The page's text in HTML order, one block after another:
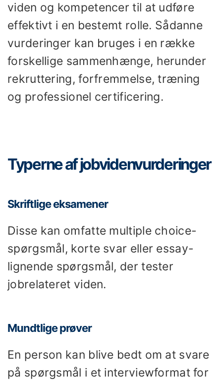
viden og kompetencer til at udføre
effektivt i en bestemt rolle. Sådanne
vurderinger kan bruges i en række
forskellige sammenhænge, ​​herunder
rekruttering, forfremmelse, træning
og professionel certificering.
Typerne af jobvidenvurderinger
Skriftlige eksamener
Disse kan omfatte multiple choice-
spørgsmål, korte svar eller essay-
lignende spørgsmål, der tester
jobrelateret viden.
Mundtlige prøver
En person kan blive bedt om at svare
på spørgsmål i et interviewformat for